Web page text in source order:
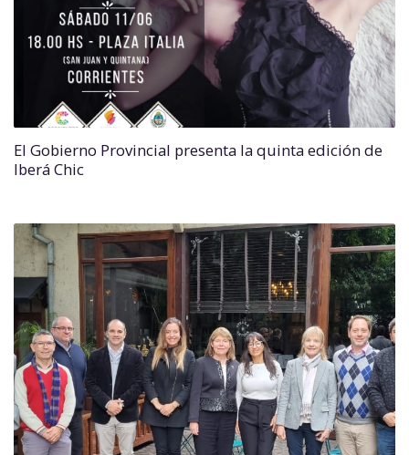
El Gobierno Provincial presenta la quinta edición de
Iberá Chic